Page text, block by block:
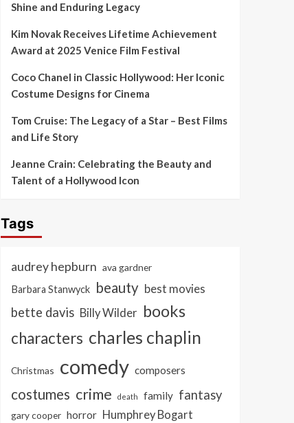
Shine and Enduring Legacy
Kim Novak Receives Lifetime Achievement
Award at 2025 Venice Film Festival
Coco Chanel in Classic Hollywood: Her Iconic
Costume Designs for Cinema
Tom Cruise: The Legacy of a Star – Best Films
and Life Story
Jeanne Crain: Celebrating the Beauty and
Talent of a Hollywood Icon
Tags
audrey hepburn ava gardner
Barbara Stanwyck
beauty best movies
bette davis Billy Wilder books
characters charles chaplin
Christmas comedy composers
costumes crime death family fantasy
gary cooper horror Humphrey Bogart